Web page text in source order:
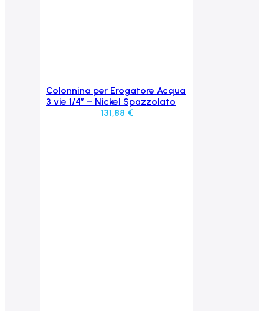
Aggiungi al carrello
Colonnina per Erogatore Acqua
3 vie 1/4” – Nickel Spazzolato
131,88 €